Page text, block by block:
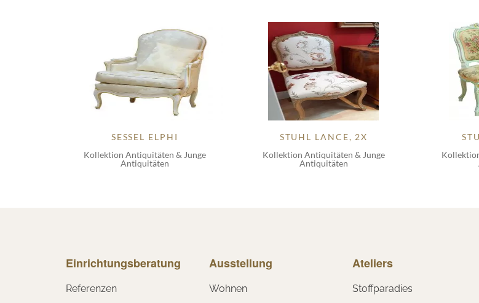
SESSEL ELPHI
Kollektion Antiquitäten & Junge
Antiquitäten
STUHL LANCE, 2X
Kollektion Antiquitäten & Junge
Antiquitäten
Einrichtungsberatung
Referenzen
Ausstellung
Wohnen
Ateliers
Stoffparadies